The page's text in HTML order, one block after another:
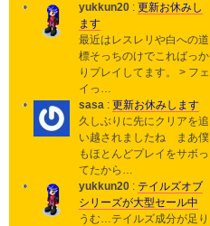
yukkun20 : 更新お休みし
ます
最近はレスレリや白への道
標そっちのけでこればっか
りプレイしてます。 > フェ
イっ…
sasa : 更新お休みします
久しぶりに先にクリアを追
い越されましたね まあ僕
もほとんどプレイをサボっ
てたから…
yukkun20 : テイルズオブ
シリーズが大型セール中
うむ…テイルズ成分が足り